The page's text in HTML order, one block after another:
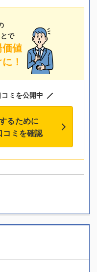
で
値
！
ミを公開中
るために
コミを確認